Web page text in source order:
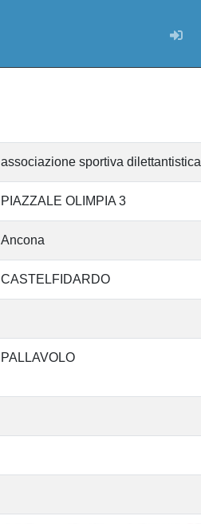
associazione sportiva
PIAZZALE OLIMPIA 3
Ancona
CASTELFIDARDO
PALLAVOLO